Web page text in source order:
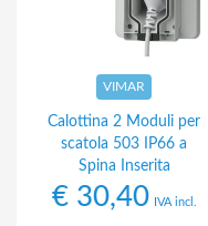
VIMAR
Calottina 2 Moduli per
scatola 503 IP66 a
Spina Inserita
€30,40 IVA incl.